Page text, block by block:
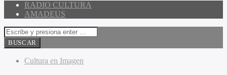
RADIO CULTURA
AMADEUS
Cultura en Imagen